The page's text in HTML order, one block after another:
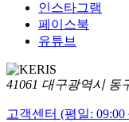
인스타그램
페이스북
유튜브
41061 대구광역시 동
고객센터 (평일: 09:00